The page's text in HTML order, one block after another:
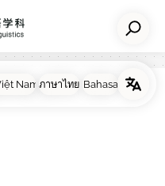
NEWS イベント